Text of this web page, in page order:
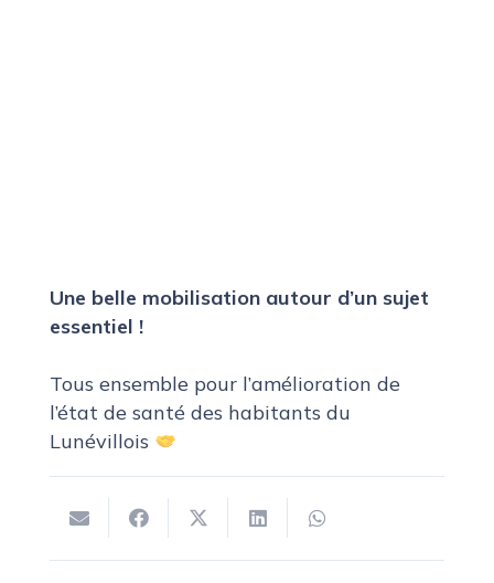
Une belle mobilisation autour d’un sujet
essentiel !
Tous ensemble pour l’amélioration de
l’état de santé des habitants du
Lunévillois